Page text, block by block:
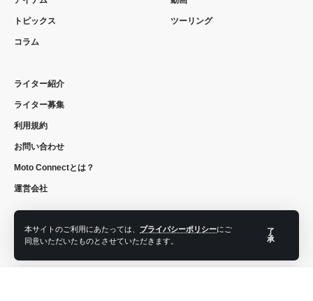
本サイトのご利用にあたっては、 プライバシーポリシーにご
同意いただいたものとさせていただきます。
了
承
トピックス
コラム
ツーリング
ライター紹介
ライター募集
利用規約
お問い合わせ
Moto Connectとは？
運営会社
フォローする